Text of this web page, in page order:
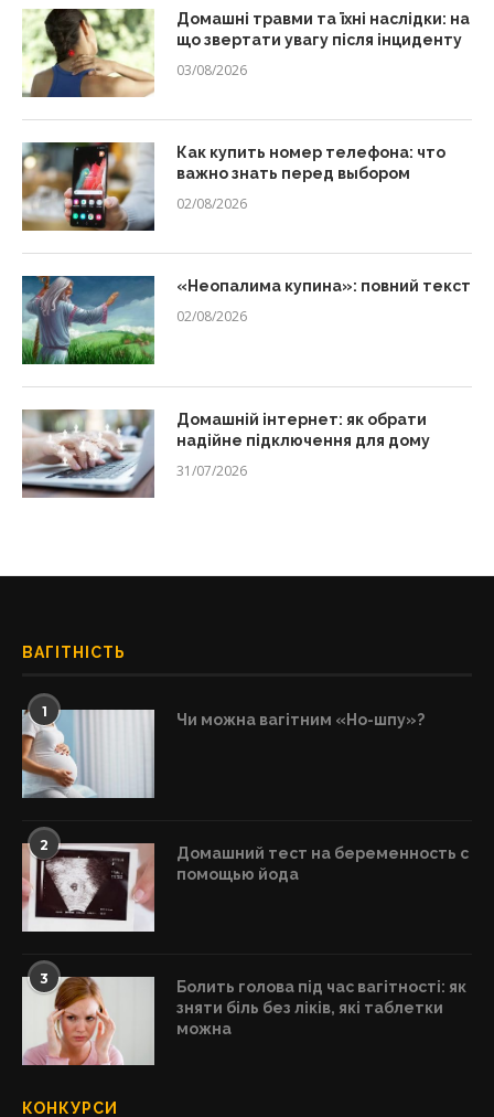
Домашні травми та їхні наслідки: на
що звертати увагу після інциденту
03/08/2026
Как купить номер телефона: что
важно знать перед выбором
02/08/2026
«Неопалима купина»: повний текст
02/08/2026
Домашній інтернет: як обрати
надійне підключення для дому
31/07/2026
ВАГІТНІСТЬ
1 Чи можна вагітним «Но-шпу»?
2
Домашний тест на беременность с
помощью йода
3
Болить голова під час вагітності: як
зняти біль без ліків, які таблетки
можна
КОНКУРСИ